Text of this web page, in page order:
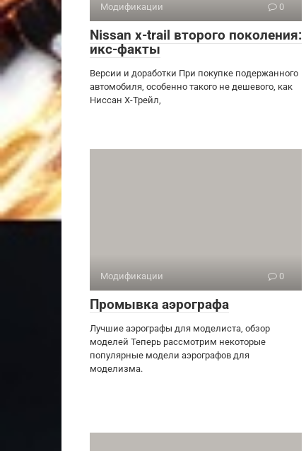
Модификации 0
Nissan x-trail второго поколения:
икс-факты
Версии и доработки При покупке подержанного
автомобиля, особенно такого не дешевого, как
Ниссан Х-Трейл,
Модификации 0
Промывка аэрографа
Лучшие аэрографы для моделиста, обзор
моделей Теперь рассмотрим некоторые
популярные модели аэрографов для
моделизма.